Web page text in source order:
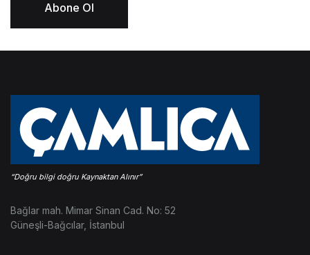
Abone Ol
Bağlar mah. Mimar Sinan Cad. No: 52
Güneşli-Bağcılar, İstanbul